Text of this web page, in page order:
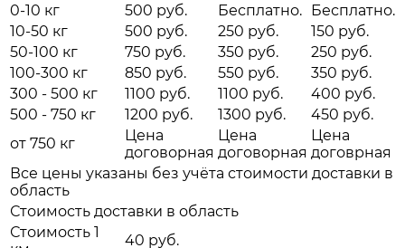
0-10 кг
500 руб. Бесплатно.
Бесплатно.
10-50 кг
500 руб. 250 руб.
150 руб.
50-100 кг
750 руб. 350 руб.
250 руб.
100-300 кг
850 руб. 550 руб.
350 руб.
300 - 500 кг
1100 руб. 1100 руб.
400 руб.
500 - 750 кг
1200 руб. 1300 руб.
450 руб.
от 750 кг
Цена
договорная
Цена
договорная
Цена
договрная
Все цены указаны без учёта стоимости доставки в
область
Стоимость доставки в область
Стоимость 1
40 руб.